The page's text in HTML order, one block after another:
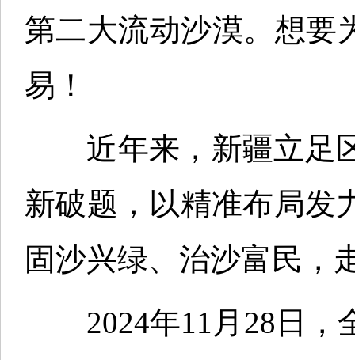
第二大流动沙漠。想要
易！
近年来，新疆立足区
新破题，以精准布局发
固沙兴绿、治沙富民，
2024年11月28日，